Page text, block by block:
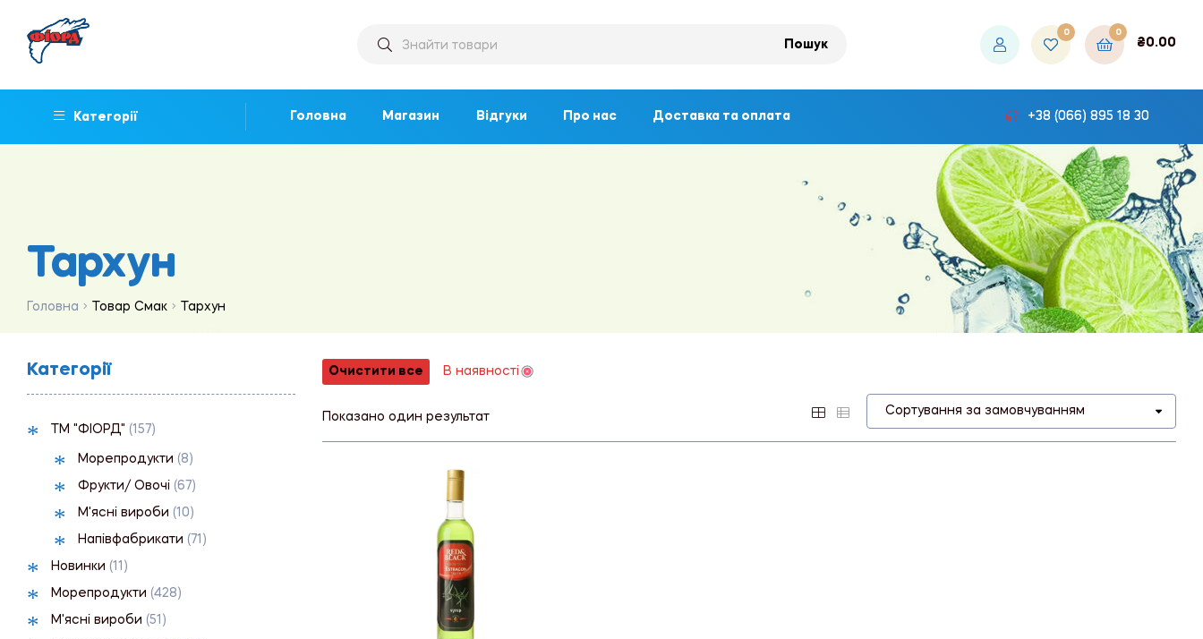
Пошук
0 0
₴0.00
Категорії Головна Магазин Відгуки Про нас Доставка та оплата +38 (066) 895 18 30
Тархун
Головна Товар Смак Тархун
Очистити все В наявності
Показано один результат
Категорії
ТМ "ФІОРД" (157)
Морепродукти (8)
Фрукти/ Овочі (67)
М'ясні вироби (10)
Напівфабрикати (71)
Новинки (11)
Морепродукти (428)
М'ясні вироби (51)